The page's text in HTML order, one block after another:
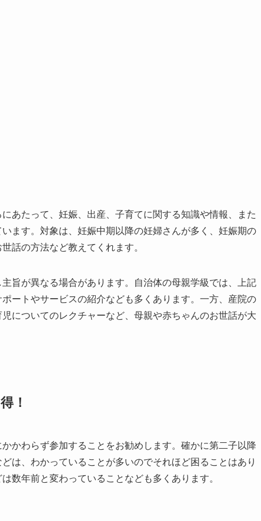
あたって、妊娠、出産、子育てに関する知識や情報、また
ます。対象は、妊娠中期以降の妊婦さんが多く、妊娠期の
話の方法など教えてくれます。
旨が異なる場合があります。自治体の母親学級では、上記
ートやサービスの紹介なども多くあります。一方、産院の
についてのレクチャーなど、母親や赤ちゃんのお世話が大
！
かわらず参加することをお勧めします。確かに第二子以降
は、わかっていることが多いのでそれほど困ることはあり
数年前と変わっていることなども多くあります。